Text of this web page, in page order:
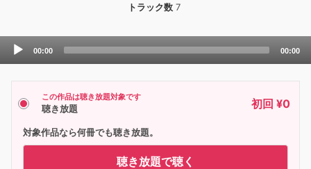
トラック数 7
Audio
00:00 00:00
この作品は聴き放題対象です
聴き放題 初回 ¥0
対象作品なら何冊でも聴き放題。
聴き放題で聴く